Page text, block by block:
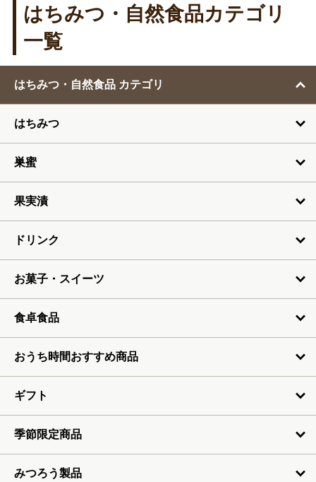
12月
2月
4月
5月
6月
はちみつ・自然食品カテゴリ
一覧
はちみつ・自然食品 カテゴリ
はちみつ
巣蜜
果実漬
ドリンク
お菓子・スイーツ
食卓食品
おうち時間おすすめ商品
ギフト
季節限定商品
みつろう製品